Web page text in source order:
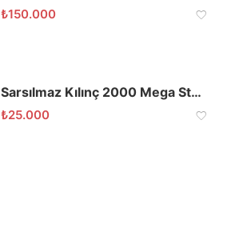
₺150.000
Sarsılmaz Kılınç 2000 Mega Stainless 9×19
₺25.000